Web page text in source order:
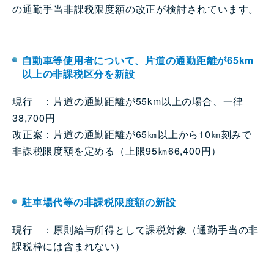
の通勤手当非課税限度額の改正が検討されています。
自動車等使用者について、片道の通勤距離が65km
以上の非課税区分を新設
現行 ：片道の通勤距離が55km以上の場合、一律
38,700円
改正案：片道の通勤距離が65㎞以上から10㎞刻みで
非課税限度額を定める（上限95㎞66,400円）
駐車場代等の非課税限度額の新設
現行 ：原則給与所得として課税対象（通勤手当の非
課税枠には含まれない）